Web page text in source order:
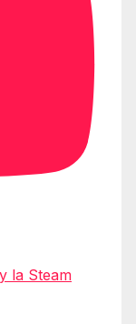
la Steam